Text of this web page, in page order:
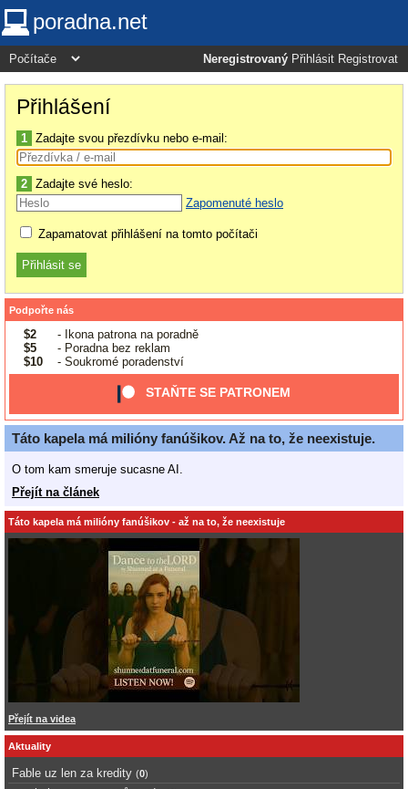
poradna.net
Neregistrovaný Přihlásit Registrovat
Přihlášení
1 Zadajte svou přezdívku nebo e-mail:
2 Zadajte své heslo:
Zapomenuté heslo
Zapamatovat přihlášení na tomto počítači
Podpořte nás
$2
- Ikona patrona na poradně
$5
- Poradna bez reklam
$10
- Soukromé poradenství
STAŇTE SE PATRONEM
Táto kapela má milióny fanúšikov. Až na to, že neexistuje.
O tom kam smeruje sucasne AI.
Přejít na článek
Táto kapela má milióny fanúšikov - až na to, že neexistuje
Přejít na videa
Aktuality
Fable uz len za kredity (0)